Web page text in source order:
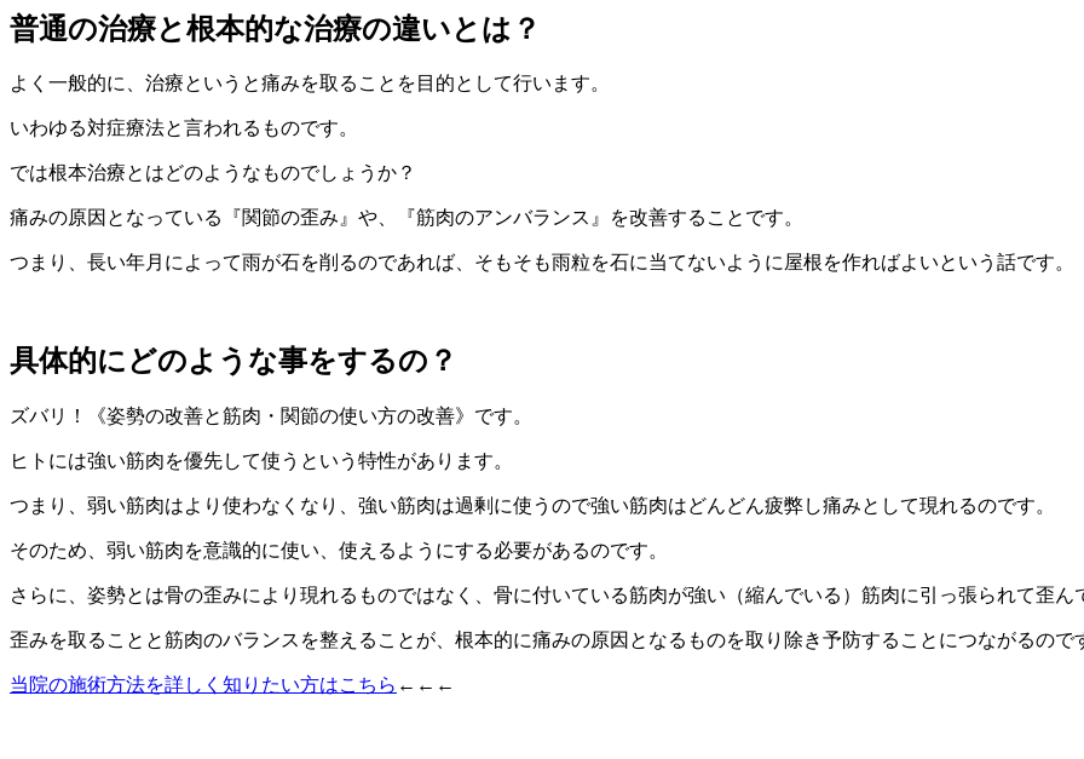
普通の治療と根本的な治療の違いとは？
よく一般的に、治療というと痛みを取ることを目的として行います。
いわゆる対症療法と言われるものです。
では根本治療とはどのようなものでしょうか？
痛みの原因となっている『関節の歪み』や、『筋肉のアンバランス』を改善することです。
つまり、長い年月によって雨が石を削るのであれば、そもそも雨粒を石に当てないように屋根を作ればよいという話です。
具体的にどのような事をするの？
ズバリ！《姿勢の改善と筋肉・関節の使い方の改善》です。
ヒトには強い筋肉を優先して使うという特性があります。
つまり、弱い筋肉はより使わなくなり、強い筋肉は過剰に使うので強い筋肉はどんどん疲弊し痛みとして現れるのです。
そのため、弱い筋肉を意識的に使い、使えるようにする必要があるのです。
さらに、姿勢とは骨の歪みにより現れるものではなく、骨に付いている筋肉が強い（縮んでいる）筋肉に引っ張られて歪ん
歪みを取ることと筋肉のバランスを整えることが、根本的に痛みの原因となるものを取り除き予防することにつながるので
当院の施術方法を詳しく知りたい方はこちら ←←←